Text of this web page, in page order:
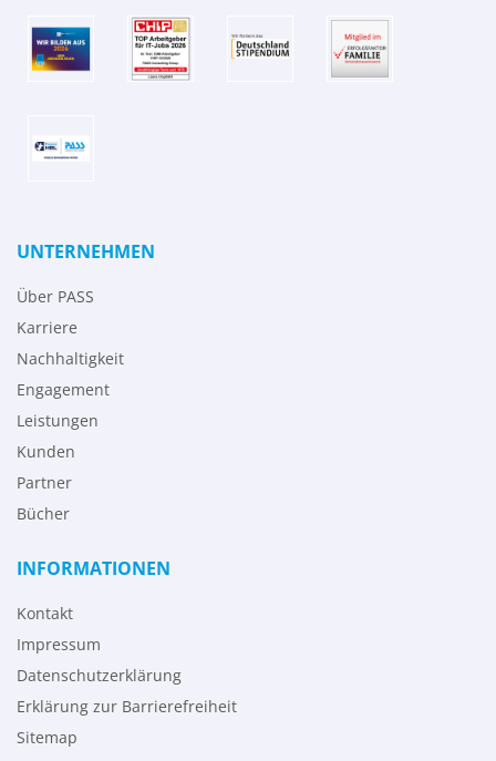
UNTERNEHMEN
Über PASS
Karriere
Nachhaltigkeit
Engagement
Leistungen
Kunden
Partner
Bücher
INFORMATIONEN
Kontakt
Impressum
Datenschutzerklärung
Erklärung zur Barrierefreiheit
Sitemap